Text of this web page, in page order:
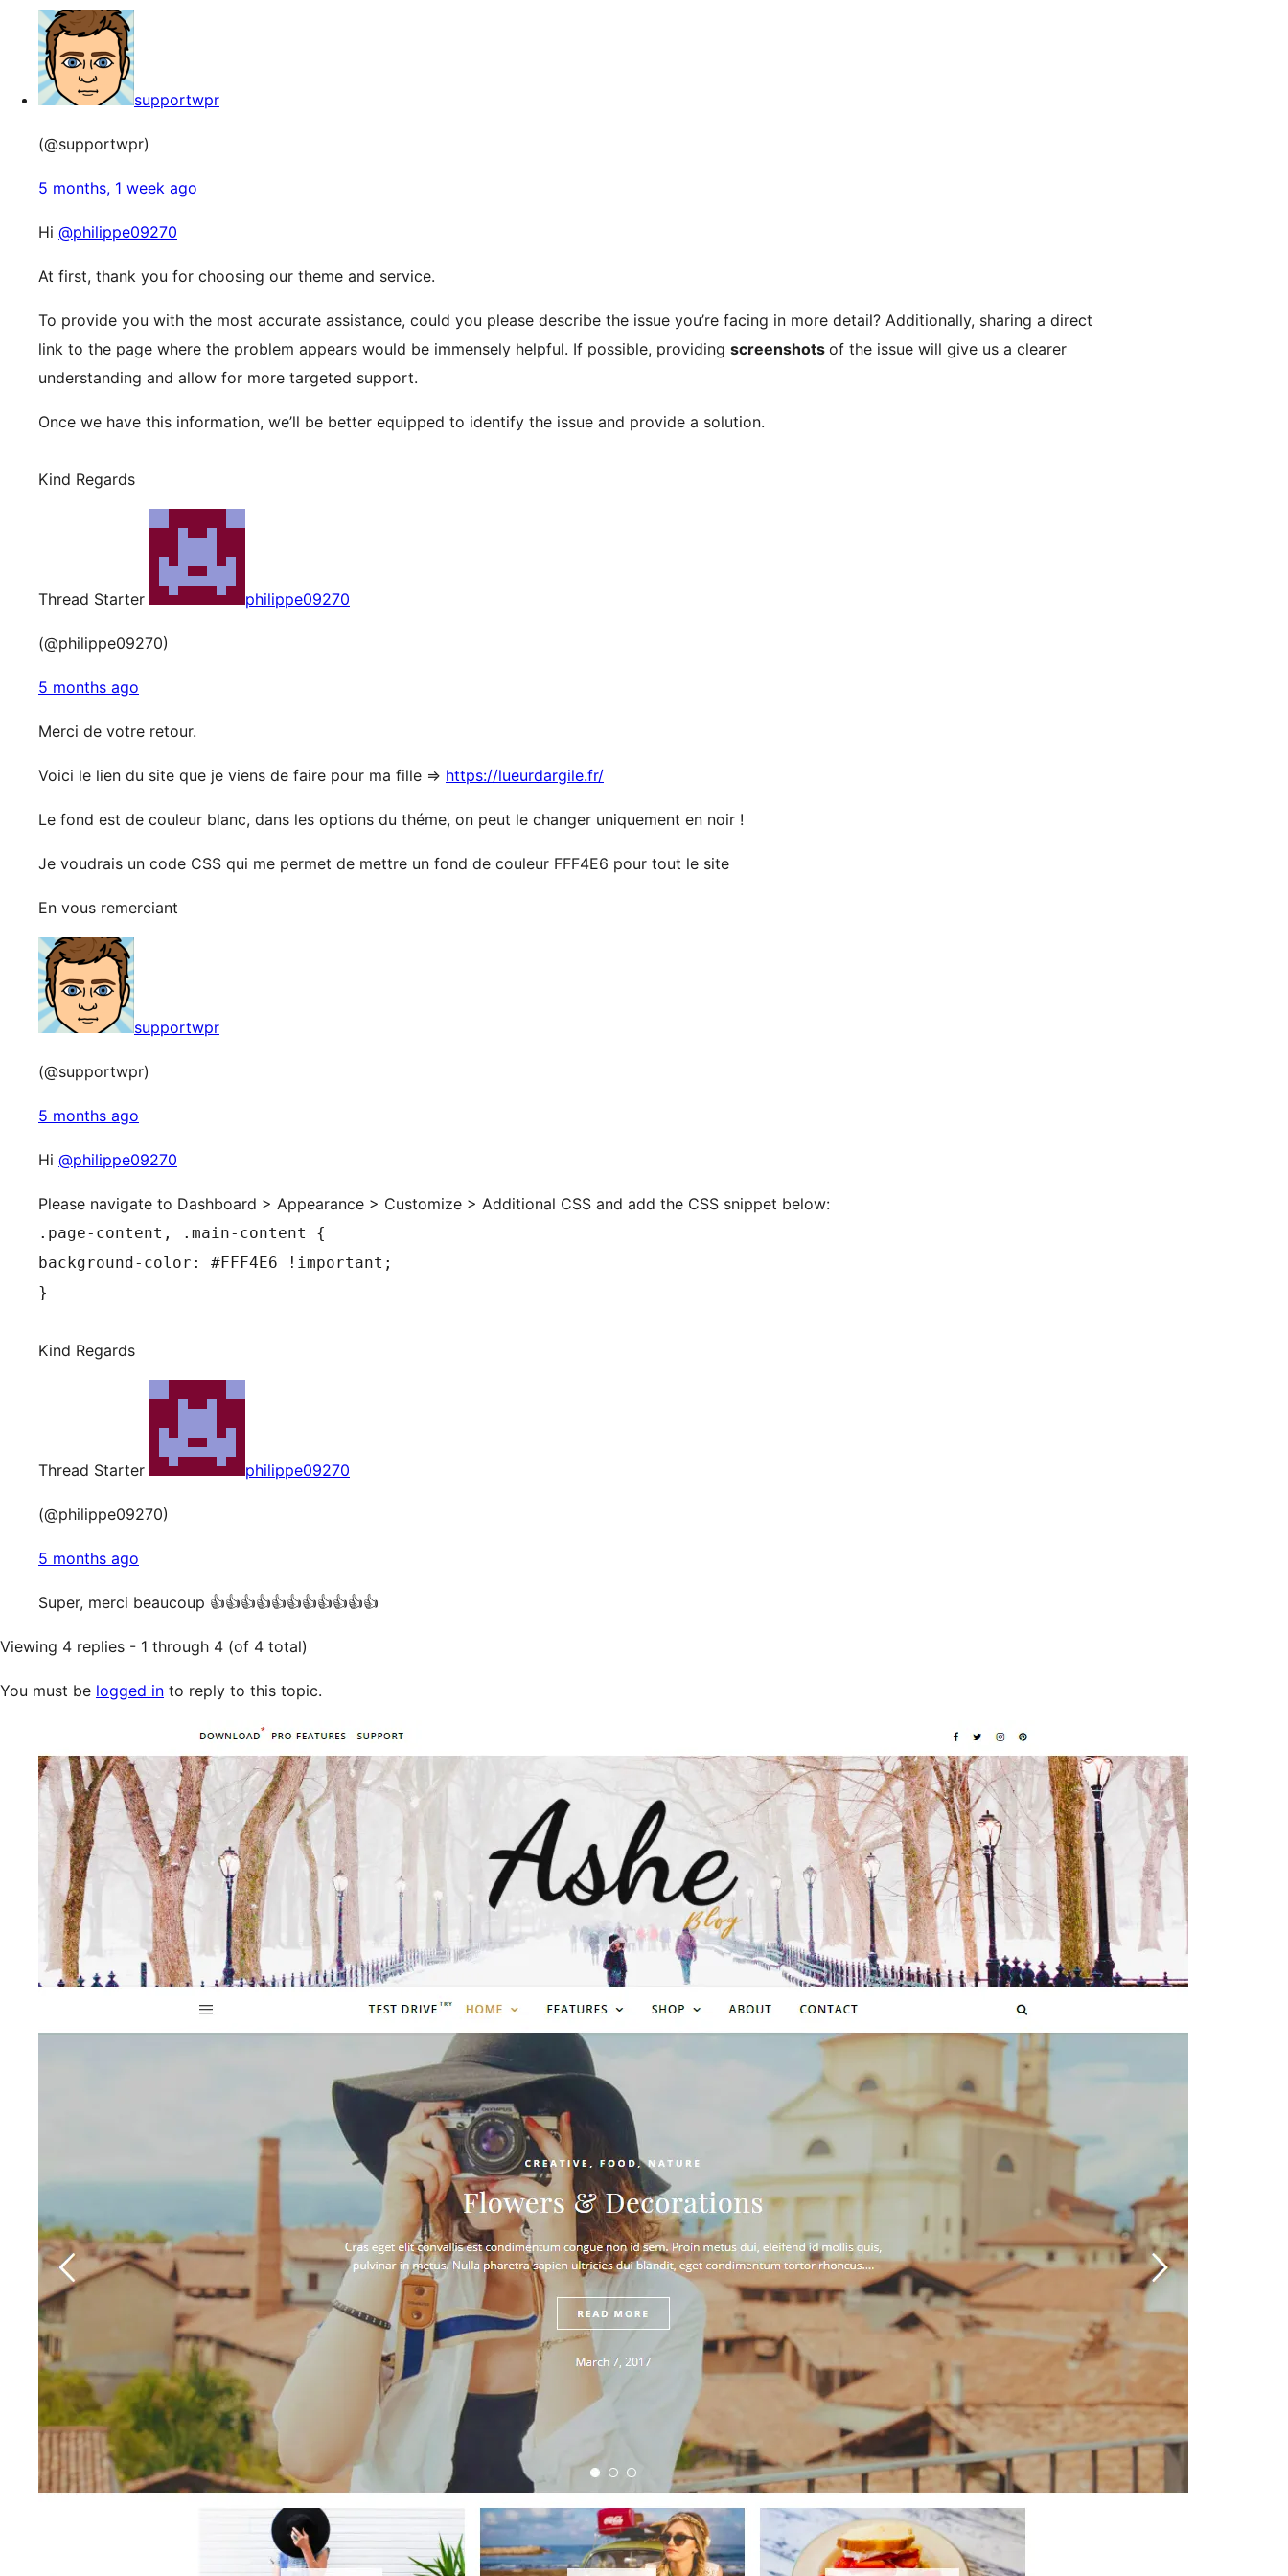
supportwpr
(@supportwpr)
5 months, 1 week ago
Hi @philippe09270
At first, thank you for choosing our theme and service.
To provide you with the most accurate assistance, could you please describe the issue you’re facing in more detail? Additionally, sharing a direct
link to the page where the problem appears would be immensely helpful. If possible, providing screenshots of the issue will give us a clearer
understanding and allow for more targeted support.
Once we have this information, we’ll be better equipped to identify the issue and provide a solution.
Kind Regards
Thread Starter philippe09270
(@philippe09270)
5 months ago
Merci de votre retour.
Voici le lien du site que je viens de faire pour ma fille => https://lueurdargile.fr/
Le fond est de couleur blanc, dans les options du théme, on peut le changer uniquement en noir !
Je voudrais un code CSS qui me permet de mettre un fond de couleur FFF4E6 pour tout le site
En vous remerciant
supportwpr
(@supportwpr)
5 months ago
Hi @philippe09270
Please navigate to Dashboard > Appearance > Customize > Additional CSS and add the CSS snippet below:
.page-content, .main-content {
background-color: #FFF4E6 !important;
}
Kind Regards
Thread Starter philippe09270
(@philippe09270)
5 months ago
Super, merci beaucoup 👍👍​👍​👍​👍​👍​👍​👍​👍​👍​​👍​
Viewing 4 replies - 1 through 4 (of 4 total)
You must be logged in to reply to this topic.